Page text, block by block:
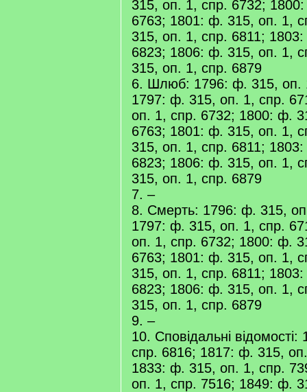
315, оп. 1, спр. 6732;
6763; 1801: ф. 315, оп. 1,
315, оп. 1, спр. 6811;
6823; 1806: ф. 315, оп. 1,
315, оп. 1, спр. 6879
6. Шлюб: 1796: ф. 315, оп.
1797: ф. 315, оп. 1, спр.
оп. 1, спр. 6732; 1800: ф.
6763; 1801: ф. 315, оп. 1,
315, оп. 1, спр. 6811;
6823; 1806: ф. 315, оп. 1,
315, оп. 1, спр. 6879
7. –
8. Смерть: 1796: ф. 315,
1797: ф. 315, оп. 1, спр.
оп. 1, спр. 6732; 1800: ф.
6763; 1801: ф. 315, оп. 1,
315, оп. 1, спр. 6811;
6823; 1806: ф. 315, оп. 1,
315, оп. 1, спр. 6879
9. –
10. Сповідальні
спр. 6816; 1817: ф. 315,
1833: ф. 315, оп. 1, спр.
оп. 1, спр. 7516; 1849: ф.